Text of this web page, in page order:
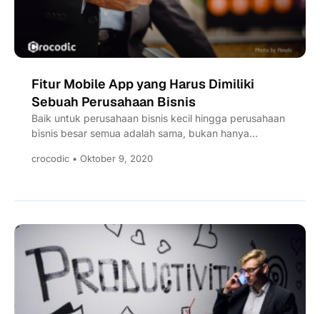
Fitur Mobile App yang Harus Dimiliki
Sebuah Perusahaan Bisnis
Baik untuk perusahaan bisnis kecil hingga perusahaan
bisnis besar semua adalah sama, bukan hanya
crocodic • Oktober 9, 2020